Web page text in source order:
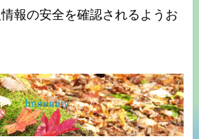
報の安全を確認されるようお